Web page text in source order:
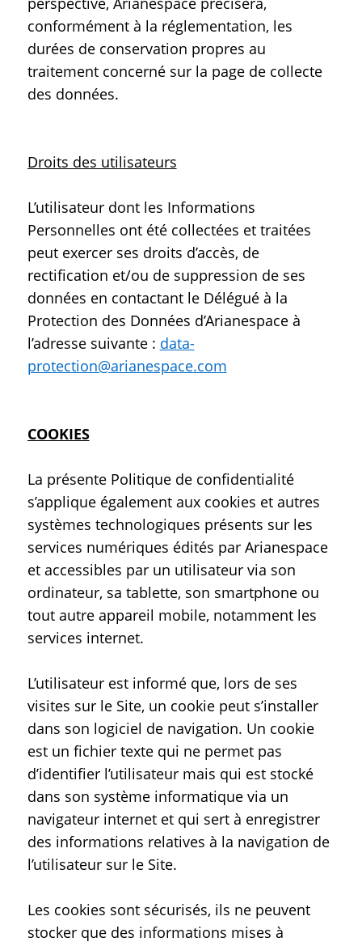
perspective, Arianespace précisera,
conformément à la réglementation, les
durées de conservation propres au
traitement concerné sur la page de collecte
des données.
Droits des utilisateurs
L’utilisateur dont les Informations
Personnelles ont été collectées et traitées
peut exercer ses droits d’accès, de
rectification et/ou de suppression de ses
données en contactant le Délégué à la
Protection des Données d’Arianespace à
l’adresse suivante : data-
protection@arianespace.com
COOKIES
La présente Politique de confidentialité
s’applique également aux cookies et autres
systèmes technologiques présents sur les
services numériques édités par Arianespace
et accessibles par un utilisateur via son
ordinateur, sa tablette, son smartphone ou
tout autre appareil mobile, notamment les
services internet.
L’utilisateur est informé que, lors de ses
visites sur le Site, un cookie peut s’installer
dans son logiciel de navigation. Un cookie
est un fichier texte qui ne permet pas
d’identifier l’utilisateur mais qui est stocké
dans son système informatique via un
navigateur internet et qui sert à enregistrer
des informations relatives à la navigation de
l’utilisateur sur le Site.
Les cookies sont sécurisés, ils ne peuvent
stocker que des informations mises à